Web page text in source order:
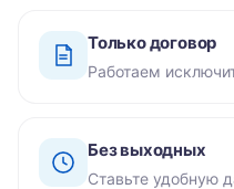
Только договор
Работаем
Без выходных
Ставьте удобную